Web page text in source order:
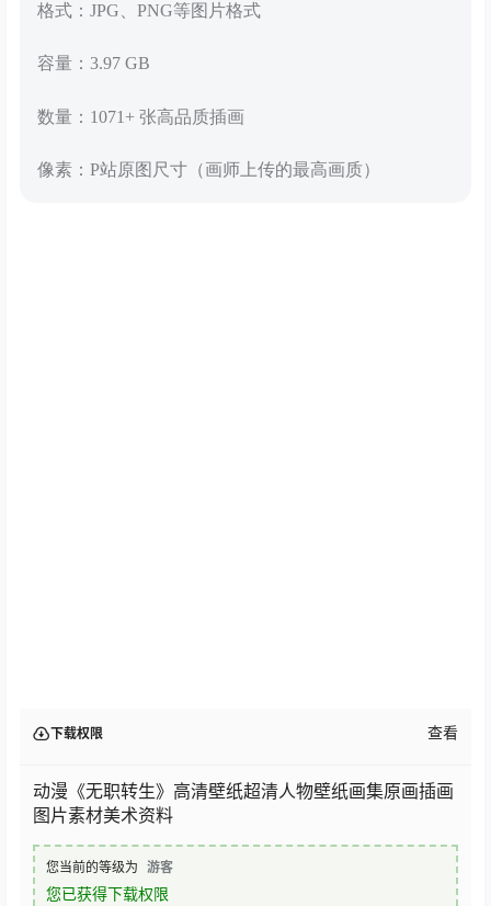
格式：JPG、PNG等图片格式
容量：3.97 GB
数量：1071+ 张高品质插画
像素：P站原图尺寸（画师上传的最高画质）
下载权限 查看
动漫《无职转生》高清壁纸超清人物壁纸画集原画插画
图片素材美术资料
您当前的等级为 游客
您已获得下载权限